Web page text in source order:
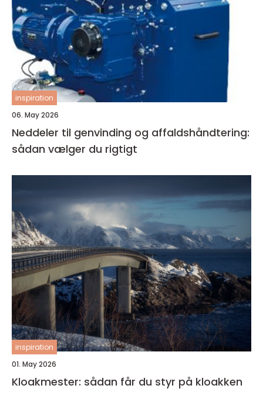
inspiration
06. May 2026
Neddeler til genvinding og affaldshåndtering:
sådan vælger du rigtigt
inspiration
01. May 2026
Kloakmester: sådan får du styr på kloakken